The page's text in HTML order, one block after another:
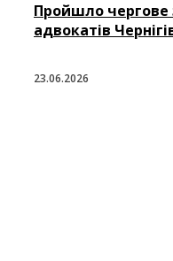
Пройшло чергове
адвокатів
23.06.2026